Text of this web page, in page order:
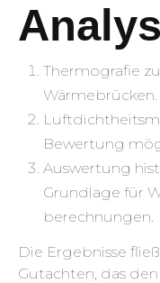
Thermografie
Wärmebrücken.
Bewertung
Auswertung
Grundlage für
berechnungen.
Die Ergebnisse
Gutachten, das